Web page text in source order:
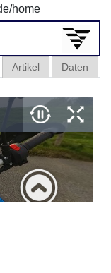
home
Daten
Artikel